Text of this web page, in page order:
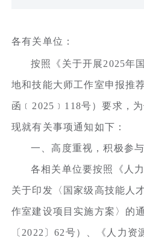
各有关单位：
按照《关于开展2025年
地和技能大师工作室申报推
函﹝2025﹞118号）要求，
现就有关事项通知如下：
一、高度重视，积极参
各相关单位要按照《人
关于印发〈国家级高技能人
作室建设项目实施方案〉的
〔2022〕62号）、《人力